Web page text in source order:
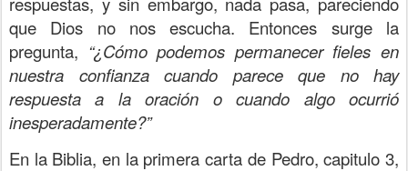
que Dios no nos escucha. Entonces surge la
pregunta, “¿Cómo podemos permanecer fieles en
nuestra confianza cuando parece que no hay
respuesta a la oración o cuando algo ocurrió
inesperadamente?”
En la Biblia, en la primera carta de Pedro, capitulo 3,